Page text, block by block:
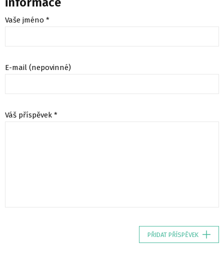
Vaše jméno *
E-mail (nepovinné)
Váš příspěvek *
PŘIDAT PŘÍSPĚVEK